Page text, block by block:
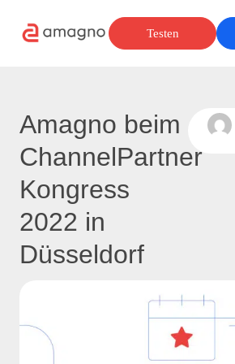
Testen
Amagno beim
ChannelPartner
Kongress
2022 in
Düsseldorf